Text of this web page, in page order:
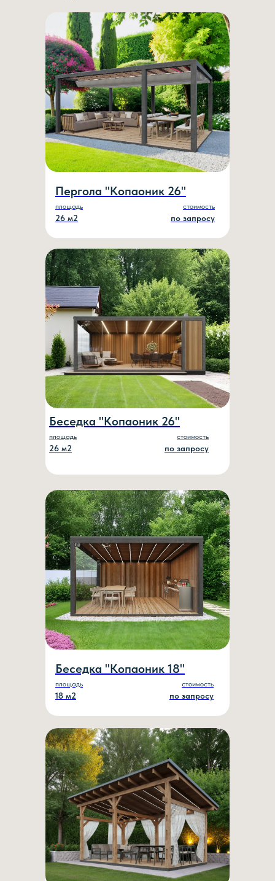
Беседка "Копаоник 26"
площадь
26 м2
стоимость
по запросу
Пергола "Копаоник 26"
площадь
26 м2
стоимость
по запросу
Беседка "Копаоник 18"
площадь
18 м2
стоимость
по запросу